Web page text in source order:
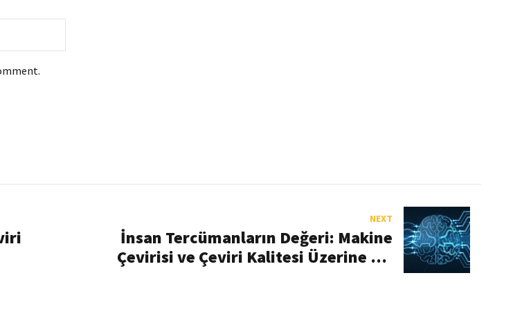
NEXT
İnsan Tercümanların Değeri: Makine
Çevirisi ve Çeviri Kalitesi Üzerine Bir